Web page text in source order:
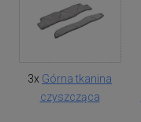
3x Górna tkanina
czyszcząca